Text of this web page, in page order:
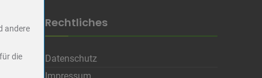
Rechtliches
Datenschutz
andere
die